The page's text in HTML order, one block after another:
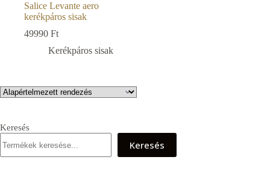
Salice Levante aero
kerékpáros sisak
49990 Ft
Kerékpáros sisak
Keresés
Keresés